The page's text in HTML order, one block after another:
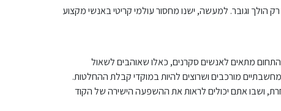
וגובר. למעשה, ישנו מחסור עולמי קריטי באנשי מקצוע
מתאים לאנשים סקרנים, כאלו שאוהבים לשאול
מורכבים ושרוצים להיות במוקדי קבלת ההחלטות.
ושבו אתם יכולים לראות את ההשפעה הישירה של הקוד